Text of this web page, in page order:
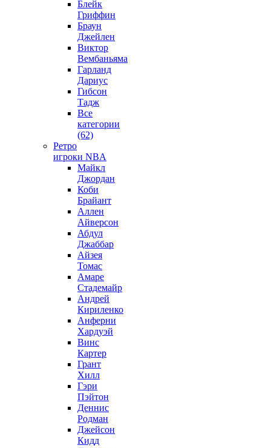
Блейк
Гриффин
Браун
Джейлен
Виктор
Вембаньяма
Гарланд
Дариус
Гибсон
Тадж
Все
категории
(62)
Ретро
игроки NBA
Майкл
Джордан
Коби
Брайант
Аллен
Айверсон
Абдул
Джаббар
Айзея
Томас
Амаре
Стадемайр
Андрей
Кириленко
Анферни
Xардуэй
Винс
Картер
Грант
Хилл
Гэри
Пэйтон
Деннис
Родман
Джейсон
Кидд